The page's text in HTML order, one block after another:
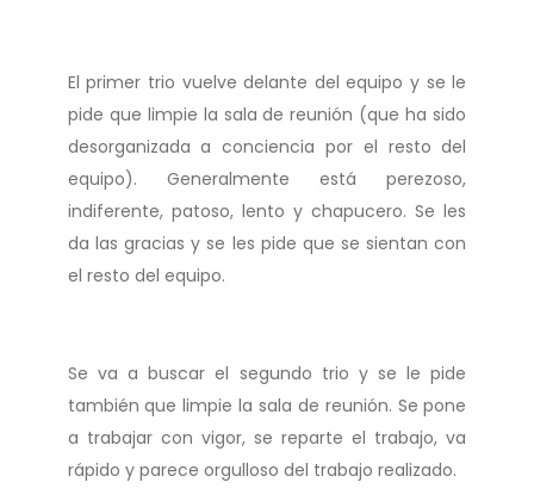
El primer trio vuelve delante del equipo y se le
pide que limpie la sala de reunión (que ha sido
desorganizada a conciencia por el resto del
equipo). Generalmente está perezoso,
indiferente, patoso, lento y chapucero. Se les
da las gracias y se les pide que se sientan con
el resto del equipo.
Se va a buscar el segundo trio y se le pide
también que limpie la sala de reunión. Se pone
a trabajar con vigor, se reparte el trabajo, va
rápido y parece orgulloso del trabajo realizado.